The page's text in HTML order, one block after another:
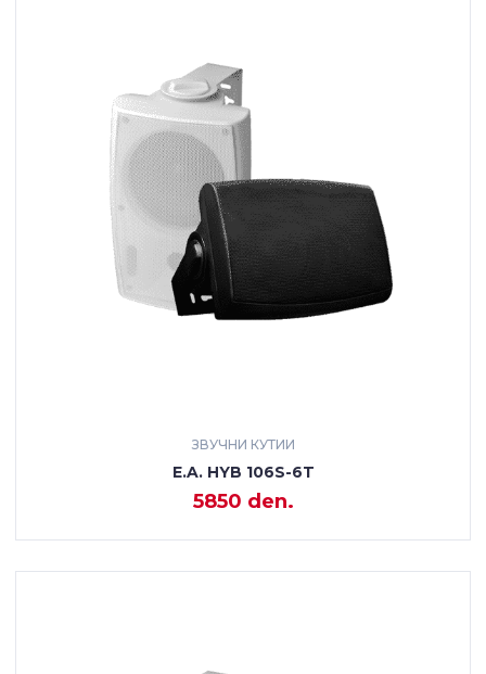
ЗВУЧНИ КУТИИ
E.A. HYB 106S-6T
5850 den.